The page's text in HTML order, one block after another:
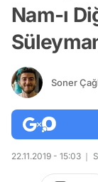
Nam-ı
Soner
22.11.2019 - 15:03